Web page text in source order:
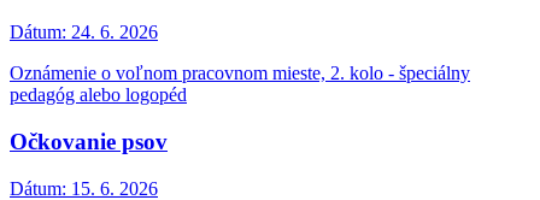
Dátum: 24. 6. 2026
Oznámenie o voľnom pracovnom mieste, 2. kolo - špeciálny
pedagóg alebo logopéd
Očkovanie psov
Dátum: 15. 6. 2026